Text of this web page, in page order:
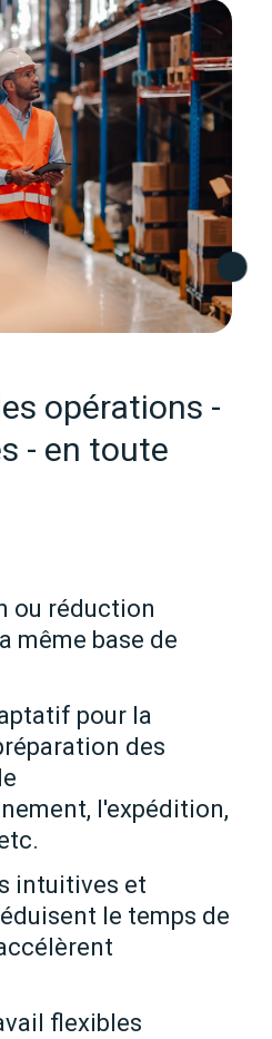
opérations -
- en toute
ou réduction
même base de
pour la
des
l'expédition,
intuitives et
le temps de
flexibles